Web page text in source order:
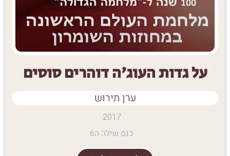
על גדות העוג'ה דוהרים סוסים
ערן תירוש
2017
כנס שילה ה6